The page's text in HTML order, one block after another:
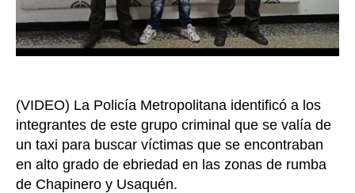
(VIDEO) La Policía Metropolitana identificó a los
integrantes de este grupo criminal que se valía de
un taxi para buscar víctimas que se encontraban
en alto grado de ebriedad en las zonas de rumba
de Chapinero y Usaquén.